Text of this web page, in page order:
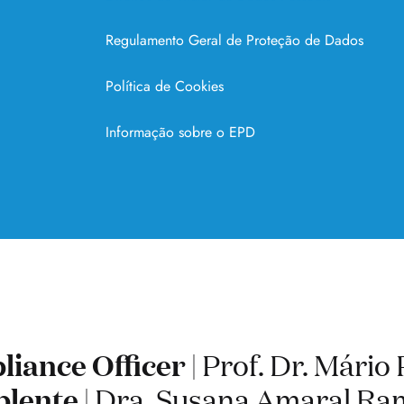
Regulamento Geral de Proteção de Dados
Política de Cookies
Informação sobre o EPD
Officer